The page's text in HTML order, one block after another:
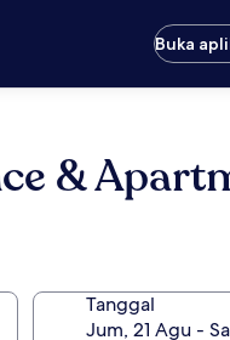
Buka
&
Tanggal